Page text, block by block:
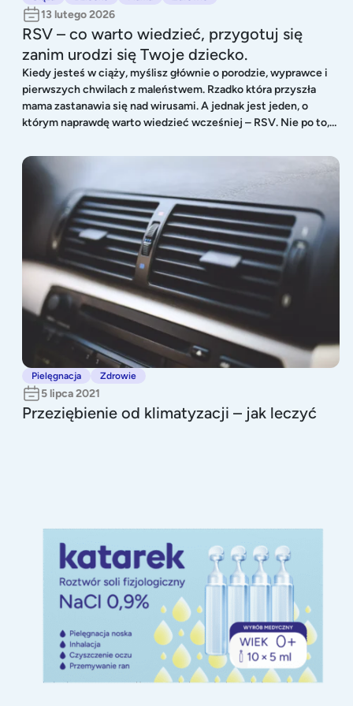
13 lutego 2026
RSV – co warto wiedzieć, przygotuj się
zanim urodzi się Twoje dziecko.
Kiedy jesteś w ciąży, myślisz głównie o porodzie, wyprawce i
pierwszych chwilach z maleństwem. Rzadko która przyszła
mama zastanawia się nad wirusami. A jednak jest jeden, o
którym naprawdę warto wiedzieć wcześniej – RSV. Nie po to,
reagować. Co to jest RSV? RSV (syncytialny wirus
oddechowy) to bardzo powszechny wirus atakujący drogi
oddechowe. Większość dzieci przechodzi zakażenie RSV przed
ukończeniem 2. roku życia. U starszych dzieci i dorosłych
objawy zwykle przypominają zwykłe przeziębienie: Problem
polega na tym, że u niemowląt – szczególnie poniżej 6.
miesiąca życia – RSV […]
Przeziębienie od klimatyzacji – jak leczyć
Pielęgnacja Zdrowie
5 lipca 2021
Przeziębienie od klimatyzacji – jak leczyć